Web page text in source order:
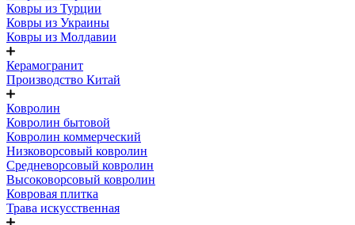
Ковры из Турции
Ковры из Украины
Ковры из Молдавии
Керамогранит
Производство Китай
Ковролин
Ковролин бытовой
Ковролин коммерческий
Низковорсовый ковролин
Средневорсовый ковролин
Высоковорсовый ковролин
Ковровая плитка
Трава искусственная